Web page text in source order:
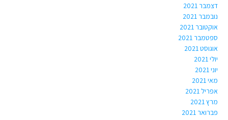
דצמבר 2021
נובמבר 2021
אוקטובר 2021
ספטמבר 2021
אוגוסט 2021
יולי 2021
יוני 2021
מאי 2021
אפריל 2021
מרץ 2021
פברואר 2021